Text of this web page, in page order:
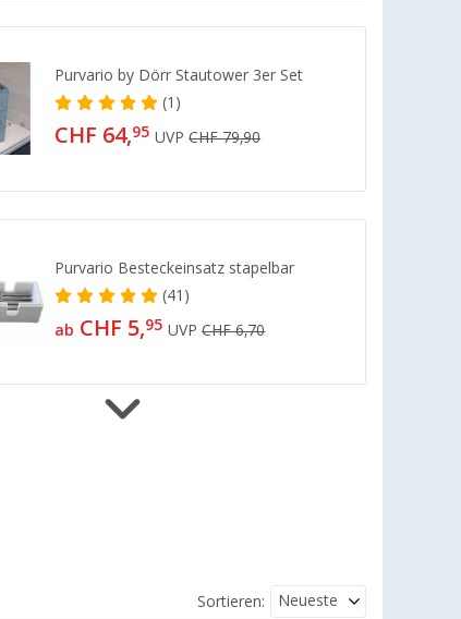
Purvario by Dörr Stautower 3er Set
(1)
CHF 64,95 UVPCHF 79,90
Purvario Besteckeinsatz stapelbar
(41)
ab CHF 5,95 UVPCHF 6,70
Sortieren: Neueste